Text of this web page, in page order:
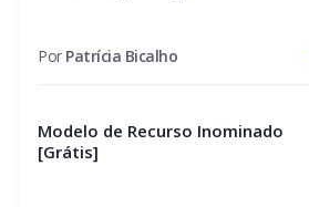
Por Patrícia Bicalho
Modelo de Recurso Inominado
[Grátis]